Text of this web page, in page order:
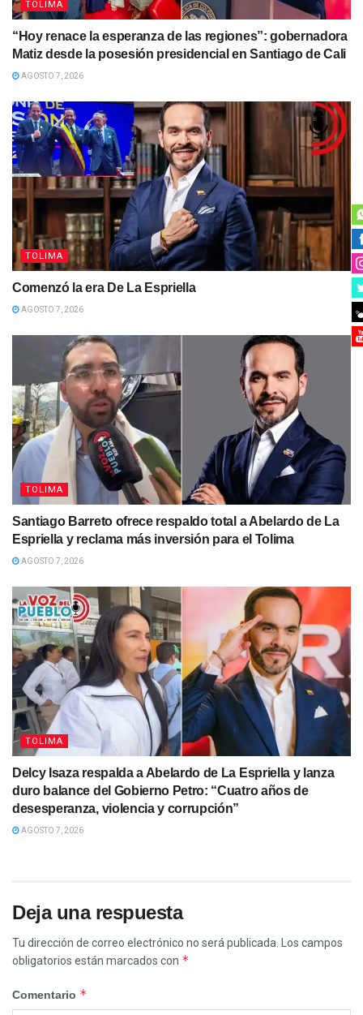
TOLIMA
“Hoy renace la esperanza de las regiones”: gobernadora
Matiz desde la posesión presidencial en Santiago de Cali
AGOSTO 7, 2026
TOLIMA
Comenzó la era De La Espriella
AGOSTO 7, 2026
TOLIMA
Santiago Barreto ofrece respaldo total a Abelardo de La
Espriella y reclama más inversión para el Tolima
AGOSTO 7, 2026
TOLIMA
Delcy Isaza respalda a Abelardo de La Espriella y lanza
duro balance del Gobierno Petro: “Cuatro años de
desesperanza, violencia y corrupción”
AGOSTO 7, 2026
Deja una respuesta
Tu dirección de correo electrónico no será publicada.
Los campos
obligatorios están marcados con *
Comentario *